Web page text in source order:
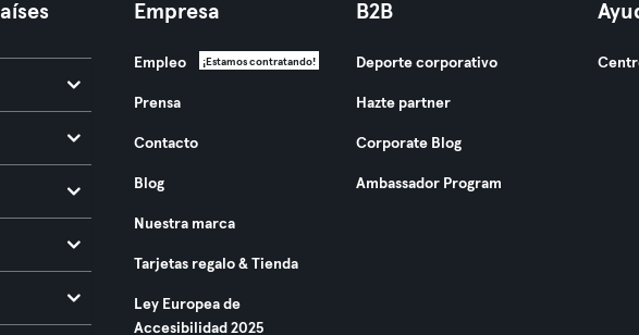
Empresa
Empleo ¡Estamos contratando!
Prensa
Contacto
Blog
Nuestra marca
Tarjetas regalo & Tienda
Ley Europea de
Accesibilidad 2025
B2B
Deporte corporativo
Hazte partner
Corporate Blog
Ambassador Program